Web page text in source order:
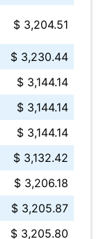
$ 3,204.51
$ 3,230.44
$ 3,144.14
$ 3,144.14
$ 3,144.14
$ 3,132.42
$ 3,206.18
$ 3,205.87
$ 3,205.80